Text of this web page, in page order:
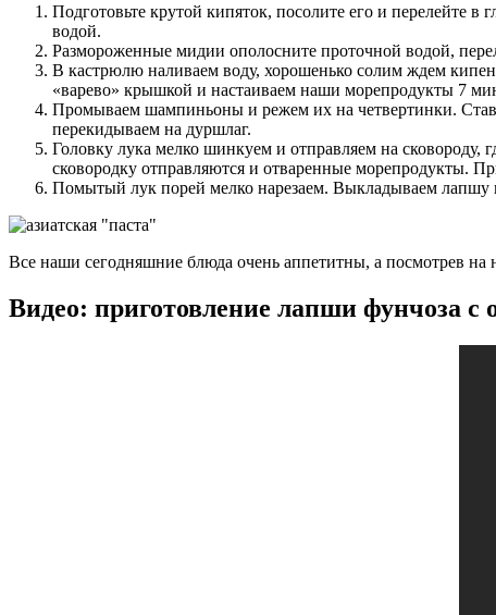
Подготовьте крутой кипяток, посолите его и перелейте
водой.
Размороженные мидии ополосните проточной водой,
В кастрюлю наливаем воду, хорошенько солим ждем
«варево» крышкой и настаиваем наши морепродукты 7
Промываем шампиньоны и режем их на четвертинки.
перекидываем на дуршлаг.
Головку лука мелко шинкуем и отправляем на сковороду,
сковородку отправляются и отваренные морепродукты.
Помытый лук порей мелко нарезаем. Выкладываем лапшу
Все наши сегодняшние блюда очень аппетитны, а посмотрев на
Видео: приготовление лапши фунчоза с